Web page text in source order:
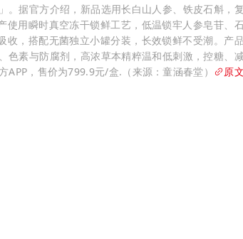
。据官方介绍，新品选用长白山人参、铁皮石斛，
使用瞬时真空冻干锁鲜工艺，低温锁牢人参皂苷、
收，搭配无菌独立小罐分装，长效锁鲜不受潮。产
色素与防腐剂，高浓草本精粹温和低刺激，控糖、
，售价为799.9元/盒.（来源：童涵春堂）
原